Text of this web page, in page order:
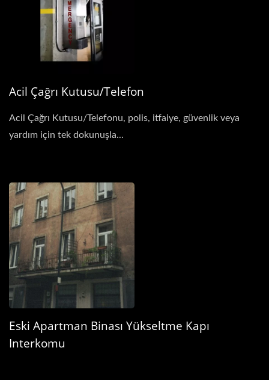
Acil Çağrı Kutusu/Telefon
Acil Çağrı Kutusu/Telefonu, polis, itfaiye, güvenlik veya
yardım için tek dokunuşla...
Eski Apartman Binası Yükseltme Kapı
Interkomu